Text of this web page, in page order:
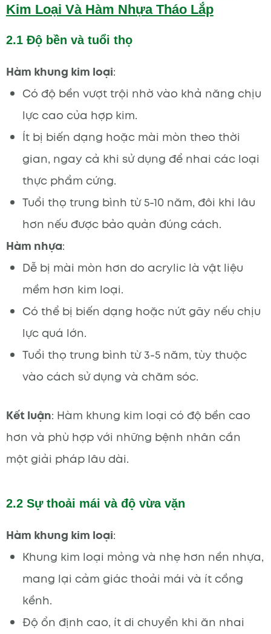
Kim Loại Và Hàm Nhựa Tháo Lắp
2.1 Độ bền và tuổi thọ
Hàm khung kim loại:
Có độ bền vượt trội nhờ vào khả năng chịu
lực cao của hợp kim.
Ít bị biến dạng hoặc mài mòn theo thời
gian, ngay cả khi sử dụng để nhai các loại
thực phẩm cứng.
Tuổi thọ trung bình từ 5-10 năm, đôi khi lâu
hơn nếu được bảo quản đúng cách.
Hàm nhựa:
Dễ bị mài mòn hơn do acrylic là vật liệu
mềm hơn kim loại.
Có thể bị biến dạng hoặc nứt gãy nếu chịu
lực quá lớn.
Tuổi thọ trung bình từ 3-5 năm, tùy thuộc
vào cách sử dụng và chăm sóc.
Kết luận: Hàm khung kim loại có độ bền cao
hơn và phù hợp với những bệnh nhân cần
một giải pháp lâu dài.
2.2 Sự thoải mái và độ vừa vặn
Hàm khung kim loại:
Khung kim loại mỏng và nhẹ hơn nền nhựa,
mang lại cảm giác thoải mái và ít cồng
kềnh.
Độ ổn định cao, ít di chuyển khi ăn nhai